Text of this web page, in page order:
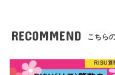
RECOMMEND こちら
RISU算